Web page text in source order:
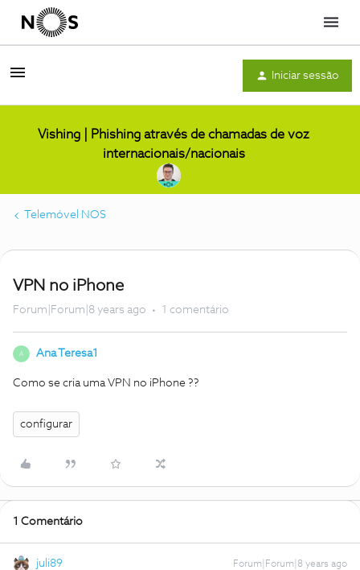
Menu
Iniciar sessão
Vishing | Phishing através de chamadas de voz
internacionais/nacionais
Telemóvel NOS
VPN no iPhone
Forum|Forum|8 years ago 1 comentário
A Ana Teresa1
Como se cria uma VPN no iPhone ??
configurar
1 Comentário
juli89 Forum|Forum|8 years ago